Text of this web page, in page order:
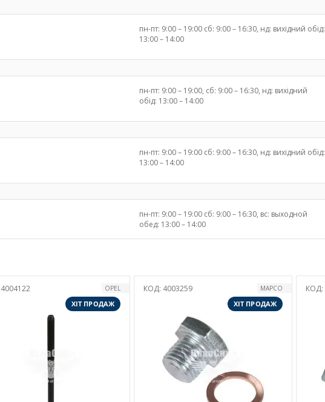
пн-пт: 9:00 – 19:00 сб: 9:00 – 16:30, нд: вихідний обід:
13:00 – 14:00
пн-пт: 9:00 – 19:00, сб: 9:00 – 16:30, нд: вихідний
обід: 13:00 – 14:00
пн-пт: 9:00 – 19:00 сб: 9:00 – 16:30, нд: вихідний обід:
13:00 – 14:00
пн-пт: 9:00 – 19:00 сб: 9:00 – 16:30, вс: выходной
обед: 13:00 – 14:00
КОД:
MAPCO
ХІТ ПРОДАЖ
КОД:
MAPCO
ХІТ ПРОДАЖ